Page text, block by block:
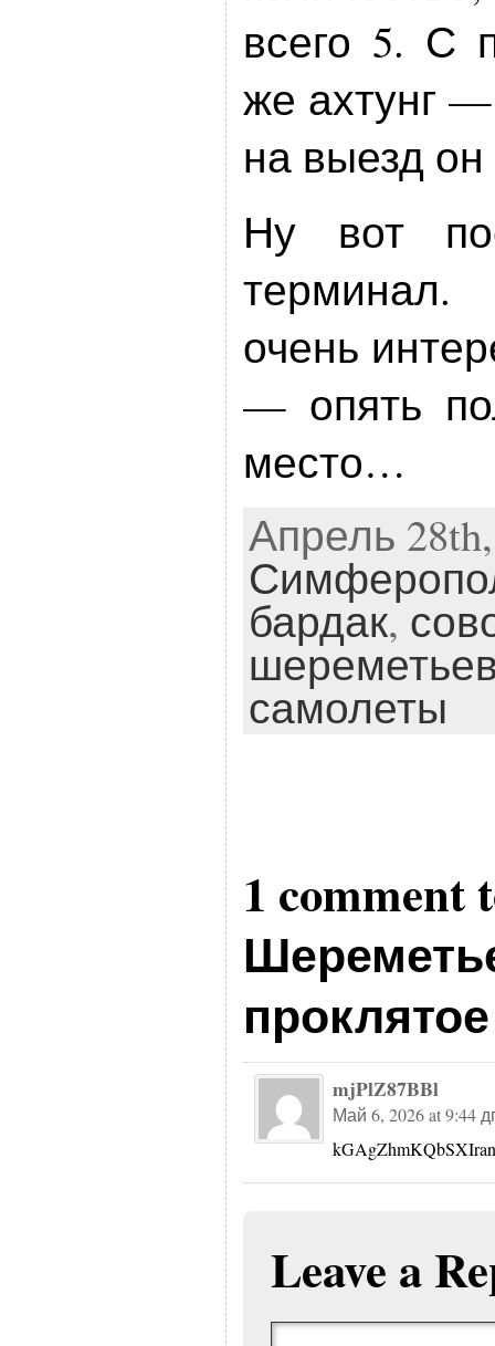
всего 5. С
же ахтунг
на выезд
Ну вот
терминал.
очень
— опять
место…
Апрель
бардак,
самолеты
1
mjPlZ87BBl
Май 6, 2026 at 9:44
Leave a